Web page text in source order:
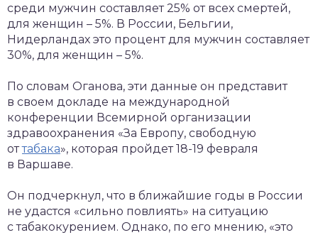
среди мужчин составляет 25% от всех смертей,
для женщин – 5%. В России, Бельгии,
Нидерландах это процент для мужчин составляет
30%, для женщин – 5%.
По словам Оганова, эти данные он представит
в своем докладе на международной
конференции Всемирной организации
здравоохранения «За Европу, свободную
оттабака», которая пройдет 18-19 февраля
в Варшаве.
Он подчеркнул, что в ближайшие годы в России
не удастся «сильно повлиять» на ситуацию
с табакокурением. Однако, по его мнению, «это